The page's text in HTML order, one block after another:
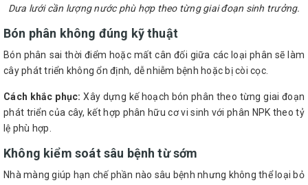
Dưa lưới cần lượng nước phù hợp theo từng giai đoạn sinh trưởng.
Bón phân không đúng kỹ thuật
Bón phân sai thời điểm hoặc mất cân đối giữa các loại phân sẽ làm
cây phát triển không ổn định, dễ nhiễm bệnh hoặc bị còi cọc.
Cách khắc phục: Xây dựng kế hoạch bón phân theo từng giai đoạn
phát triển của cây, kết hợp phân hữu cơ vi sinh với phân NPK theo tỷ
lệ phù hợp.
Không kiểm soát sâu bệnh từ sớm
Nhà màng giúp hạn chế phần nào sâu bệnh nhưng không thể loại bỏ